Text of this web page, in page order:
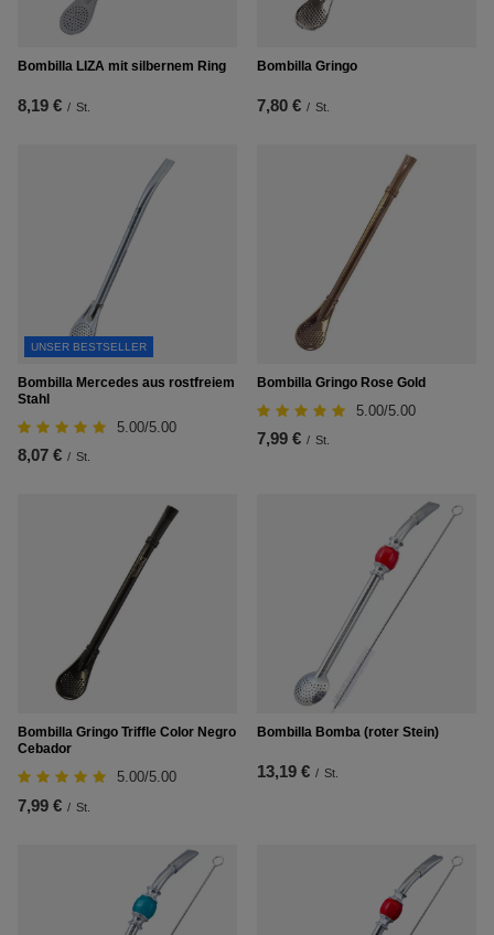
Bombilla LIZA mit silbernem Ring
8,19 € / St.
Bombilla Gringo
7,80 € / St.
UNSER BESTSELLER
Bombilla Mercedes aus rostfreiem
Stahl
5.00/5.00
8,07 € / St.
Bombilla Gringo Rose Gold
5.00/5.00
7,99 € / St.
Bombilla Gringo Triffle Color Negro
Cebador
5.00/5.00
7,99 € / St.
Bombilla Bomba (roter Stein)
13,19 € / St.